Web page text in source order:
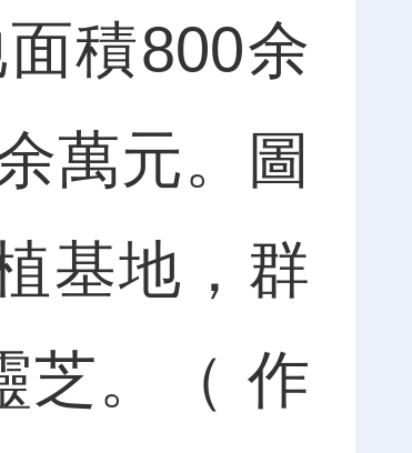
積800余
萬元。圖
基地，群
芝。（ 作